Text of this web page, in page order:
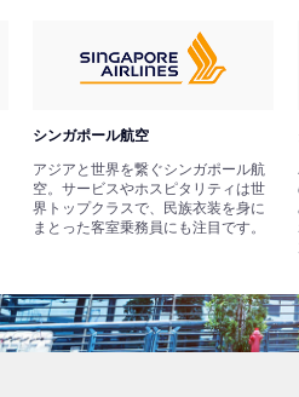
シンガポール航空
アジアと世界を繋ぐシンガポール航
空。サービスやホスピタリティは世
界トップクラスで、民族衣装を身に
まとった客室乗務員にも注目です。